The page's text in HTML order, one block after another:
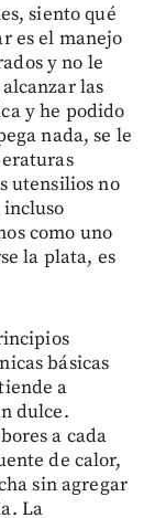
siento qué
es el manejo
y no le
las
y he podido
nada, se le
utensilios no
como uno
la plata, es
básicas
a
dulce.
a cada
de calor,
sin agregar
La